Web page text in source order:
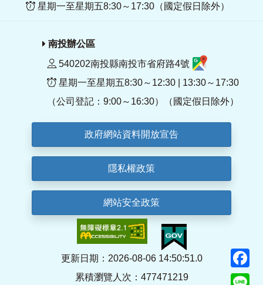
星期一至星期五8:30～17:30（國定假日除外）
南投辦公區
540202南投縣南投市省府路4號
星期一至星期五8:30～12:30 | 13:30～17:30
（公司登記：9:00～16:30）（國定假日除外）
政府網站資料開放宣告
隱私權政策
網站安全政策
更新日期：2026-08-06 14:50:51.0
累積瀏覽人次：477471219